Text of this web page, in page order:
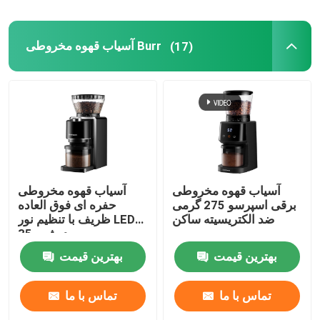
آسیاب قهوه مخروطی Burr (17)
آسیاب قهوه مخروطی
حفره ای فوق العاده
ظریف با تنظیم نور LED
درشت 35
بهترین قیمت
تماس با ما
آسیاب قهوه مخروطی
برقی اسپرسو 275 گرمی
ضد الکتریسیته ساکن
بهترین قیمت
تماس با ما